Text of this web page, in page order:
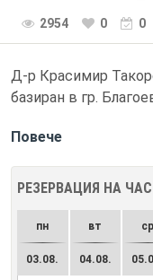
2954 0 0
Д-р Красимир
базиран в гр.
Повече
РЕЗЕРВАЦИЯ НА
пн
03.08.
вт
04.08.
ср